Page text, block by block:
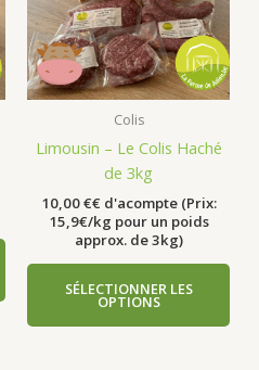
Colis
Limousin – Le Colis Haché
de 3kg
10,00€€ d'acompte (Prix:
15,9€/kg pour un poids
approx. de 3kg)
SÉLECTIONNER LES
OPTIONS